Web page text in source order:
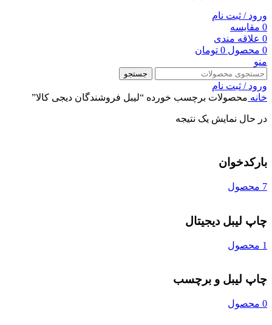
ورود / ثبت نام
0 مقایسه
0 علاقه مندی
0 محصول 0 تومان
منو
جستجو
ورود / ثبت نام
خانه محصولات برچسب خورده “لیبل فروشندگان دیجی کالا”
در حال نمایش یک نتیجه
بارکدخوان
7 محصول
چاپ لیبل دیجیتال
1 محصول
چاپ لیبل و برچسب
0 محصول